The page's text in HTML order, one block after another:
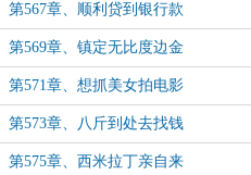
第567章、顺利贷到银行款
第569章、镇定无比度边金
第571章、想抓美女拍电影
第573章、八斤到处去找钱
第575章、西米拉丁亲自来